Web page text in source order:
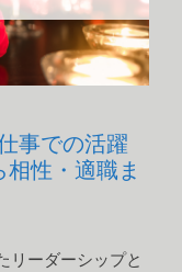
事での活躍
性・適職ま
リーダーシップと